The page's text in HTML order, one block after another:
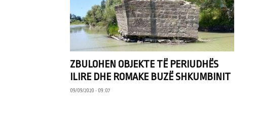
ZBULOHEN OBJEKTE TË PERIUDHËS
ILIRE DHE ROMAKE BUZË SHKUMBINIT
09/09/2020 • 09:07